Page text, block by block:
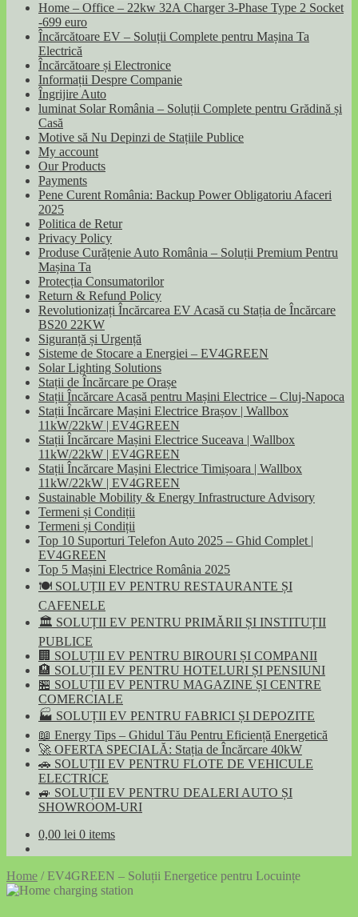
Home – Office – 22kw 32A Charger 3-Phase Type 2 Socket
-699 euro
Încărcătoare EV – Soluții Complete pentru Mașina Ta
Electrică
Încărcătoare și Electronice
Informații Despre Companie
Îngrijire Auto
luminat Solar România – Soluții Complete pentru Grădină și
Casă
Motive să Nu Depinzi de Stațiile Publice
My account
Our Products
Payments
Pene Curent România: Backup Power Obligatoriu Afaceri
2025
Politica de Retur
Privacy Policy
Produse Curățenie Auto România – Soluții Premium Pentru
Mașina Ta
Protecția Consumatorilor
Return & Refund Policy
Revolutionizați Încărcarea EV Acasă cu Stația de Încărcare
BS20 22KW
Siguranță și Urgență
Sisteme de Stocare a Energiei – EV4GREEN
Solar Lighting Solutions
Stații de Încărcare pe Orașe
Stații Încărcare Acasă pentru Mașini Electrice – Cluj-Napoca
Stații Încărcare Mașini Electrice Brașov | Wallbox
11kW/22kW | EV4GREEN
Stații Încărcare Mașini Electrice Suceava | Wallbox
11kW/22kW | EV4GREEN
Stații Încărcare Mașini Electrice Timișoara | Wallbox
11kW/22kW | EV4GREEN
Sustainable Mobility & Energy Infrastructure Advisory
Termeni și Condiții
Termeni și Condiții
Top 10 Suporturi Telefon Auto 2025 – Ghid Complet |
EV4GREEN
Top 5 Mașini Electrice România 2025
🍽️ SOLUȚII EV PENTRU RESTAURANTE ȘI
CAFENELE
🏛️ SOLUȚII EV PENTRU PRIMĂRII ȘI INSTITUȚII
PUBLICE
🏢 SOLUȚII EV PENTRU BIROURI ȘI COMPANII
🏨 SOLUȚII EV PENTRU HOTELURI ȘI PENSIUNI
🏪 SOLUȚII EV PENTRU MAGAZINE ȘI CENTRE
COMERCIALE
🏭 SOLUȚII EV PENTRU FABRICI ȘI DEPOZITE
📖 Energy Tips – Ghidul Tău Pentru Eficiență Energetică
🚀 OFERTA SPECIALĂ: Stația de Încărcare 40kW
🚗 SOLUȚII EV PENTRU FLOTE DE VEHICULE
ELECTRICE
🚙 SOLUȚII EV PENTRU DEALERI AUTO ȘI
SHOWROOM-URI
0,00 lei 0 items
Home /EV4GREEN – Soluții Energetice pentru Locuințe